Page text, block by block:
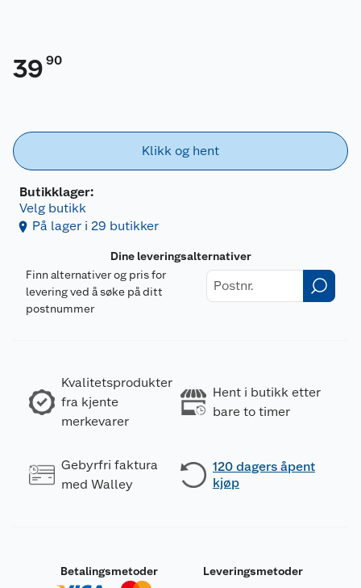
39 90
Klikk og hent
Butikklager:
Velg butikk
På lager i 29 butikker
Dine leveringsalternativer
Finn alternativer og pris for
levering ved å søke på ditt
postnummer
Kvalitetsprodukter
fra kjente
merkevarer
Hent i butikk etter
bare to timer
Gebyrfri faktura
med Walley
120 dagers åpent
kjøp
Betalingsmetoder Leveringsmetoder